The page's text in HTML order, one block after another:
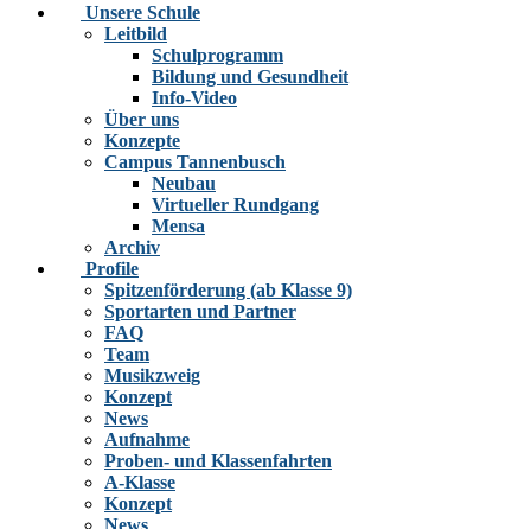
Unsere Schule
Leitbild
Schulprogramm
Bildung und Gesundheit
Info-Video
Über uns
Konzepte
Campus Tannenbusch
Neubau
Virtueller Rundgang
Mensa
Archiv
Profile
Spitzenförderung (ab Klasse 9)
Sportarten und Partner
FAQ
Team
Musikzweig
Konzept
News
Aufnahme
Proben- und Klassenfahrten
A-Klasse
Konzept
News